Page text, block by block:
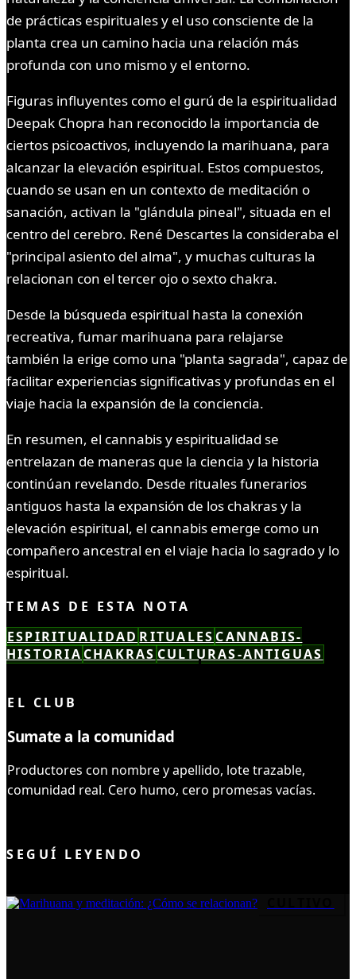
de prácticas espirituales y el uso consciente de la
planta crea un camino hacia una relación más
profunda con uno mismo y el entorno.
Figuras influyentes como el gurú de la espiritualidad
Deepak Chopra han reconocido la importancia de
ciertos psicoactivos, incluyendo la marihuana, para
alcanzar la elevación espiritual. Estos compuestos,
cuando se usan en un contexto de meditación o
sanación, activan la "glándula pineal", situada en el
centro del cerebro. René Descartes la consideraba el
"principal asiento del alma", y muchas culturas la
relacionan con el tercer ojo o sexto chakra.
Desde la búsqueda espiritual hasta la conexión
recreativa, fumar marihuana para relajarse
también la erige como una "planta sagrada", capaz de
facilitar experiencias significativas y profundas en el
viaje hacia la expansión de la conciencia.
En resumen, el cannabis y espiritualidad se
entrelazan de maneras que la ciencia y la historia
continúan revelando. Desde rituales funerarios
antiguos hasta la expansión de los chakras y la
elevación espiritual, el cannabis emerge como un
compañero ancestral en el viaje hacia lo sagrado y lo
espiritual.
TEMAS DE ESTA NOTA
ESPIRITUALIDAD RITUALES CANNABIS-
HISTORIA CHAKRAS CULTURAS-ANTIGUAS
EL CLUB
Sumate a la comunidad
Productores con nombre y apellido, lote trazable,
comunidad real. Cero humo, cero promesas vacías.
SEGUÍ LEYENDO